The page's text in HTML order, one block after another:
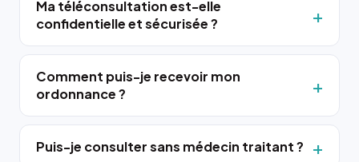
Ma téléconsultation est-elle
confidentielle et sécurisée ?
Comment puis-je recevoir mon
ordonnance ?
Puis-je consulter sans médecin traitant ?